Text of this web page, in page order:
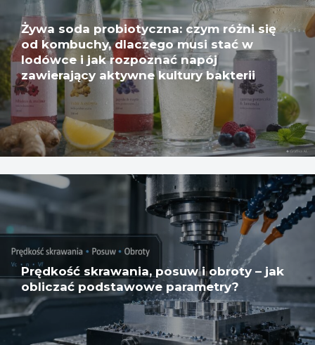
Żywa soda probiotyczna: czym różni się
od kombuchy, dlaczego musi stać w
lodówce i jak rozpoznać napój
zawierający aktywne kultury bakterii
Prędkość skrawania, posuw i obroty – jak
obliczać podstawowe parametry?